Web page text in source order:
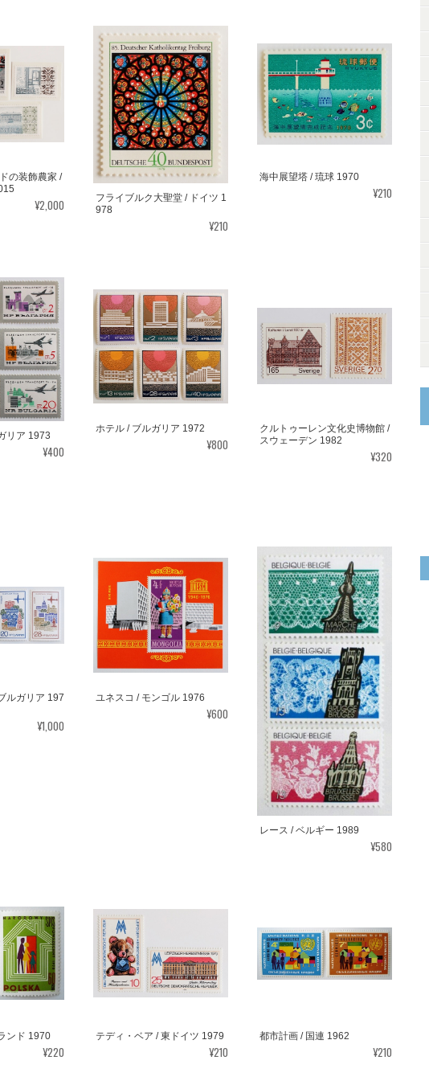
の装飾農家 /
¥2,000
フライブルク大聖堂 / ドイツ 1
978
¥210
海中展望塔 / 琉球 1970
¥210
リア 1973
¥400
ホテル / ブルガリア 1972
¥800
クルトゥーレン文化史博物館 /
スウェーデン 1982
¥320
ルガリア 197
¥1,000
ユネスコ / モンゴル 1976
¥600
レース / ベルギー 1989
¥580
ンド 1970
¥220
テディ・ベア / 東ドイツ 1979
¥210
都市計画 / 国連 1962
¥210